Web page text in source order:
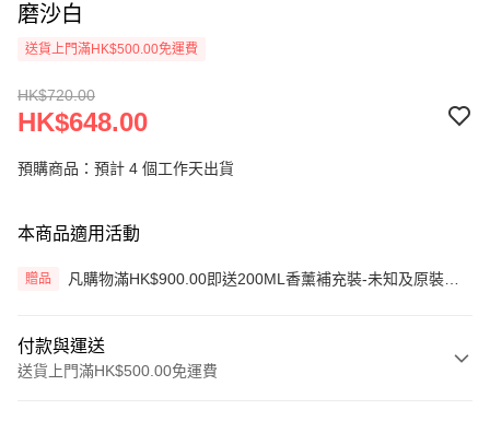
磨沙白
送貨上門滿HK$500.00免運費
HK$720.00
HK$648.00
預購商品：預計 4 個工作天出貨
本商品適用活動
贈品
凡購物滿HK$900.00即送200ML香薰補充裝-未知及原裝藤
付款與運送
送貨上門滿HK$500.00免運費